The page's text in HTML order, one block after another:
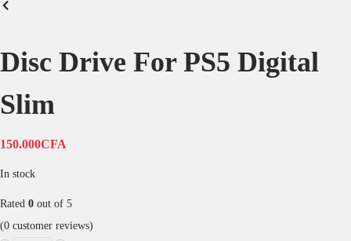
Disc Drive For PS5 Digital
Slim
150.000CFA
In stock
Rated 0 out of 5
(0 customer reviews)